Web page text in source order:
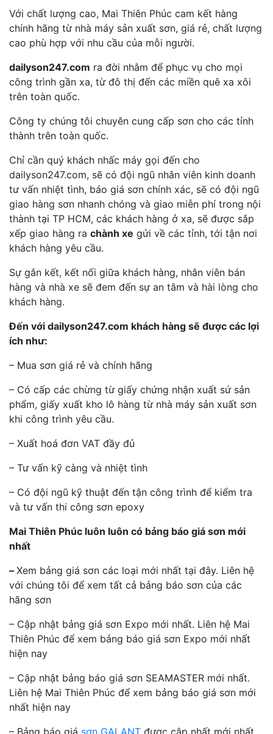
Với chất lượng cao, Mai Thiên Phúc cam kết hàng
chính hãng từ nhà máy sản xuất sơn, giá rẻ, chất lượng
cao phù hợp với nhu cầu của mỗi người.
dailyson247.com ra đời nhằm để phục vụ cho mọi
công trình gần xa, từ đô thị đến các miền quê xa xôi
trên toàn quốc.
Công ty chúng tôi chuyên cung cấp sơn cho các tỉnh
thành trên toàn quốc.
Chỉ cần quý khách nhấc máy gọi đến cho
dailyson247.com, sẽ có đội ngũ nhân viên kinh doanh
tư vấn nhiệt tình, báo giá sơn chính xác, sẽ có đội ngũ
giao hàng sơn nhanh chóng và giao miễn phí trong nội
thành tại TP HCM, các khách hàng ở xa, sẽ được sắp
xếp giao hàng ra chành xe gửi về các tỉnh, tới tận nơi
khách hàng yêu cầu.
Sự gắn kết, kết nối giữa khách hàng, nhân viên bán
hàng và nhà xe sẽ đem đến sự an tâm và hài lòng cho
khách hàng.
Đến với dailyson247.com khách hàng sẽ được các lợi
ích như:
– Mua sơn giá rẻ và chính hãng
– Có cấp các chừng từ giấy chứng nhận xuất sứ sản
phẩm, giấy xuất kho lô hàng từ nhà máy sản xuất sơn
khi công trình yêu cầu.
– Xuất hoá đơn VAT đầy đủ
– Tư vấn kỹ càng và nhiệt tình
– Có đội ngũ kỹ thuật đến tận công trình để kiểm tra
và tư vấn thi công sơn epoxy
Mai Thiên Phúc luôn luôn có bảng báo giá sơn mới
nhất
– Xem bảng giá sơn các loại mới nhất tại đây. Liên hệ
với chúng tôi để xem tất cả bảng báo sơn của các
hãng sơn
– Cập nhật bảng giá sơn Expo mới nhất. Liên hệ Mai
Thiên Phúc để xem bảng báo giá sơn Expo mới nhất
hiện nay
– Cập nhật bảng báo giá sơn SEAMASTER mới nhất.
Liên hệ Mai Thiên Phúc để xem bảng báo giá sơn mới
nhất hiện nay
– Bảng báo giá sơn GALANT được cập nhất mới nhất